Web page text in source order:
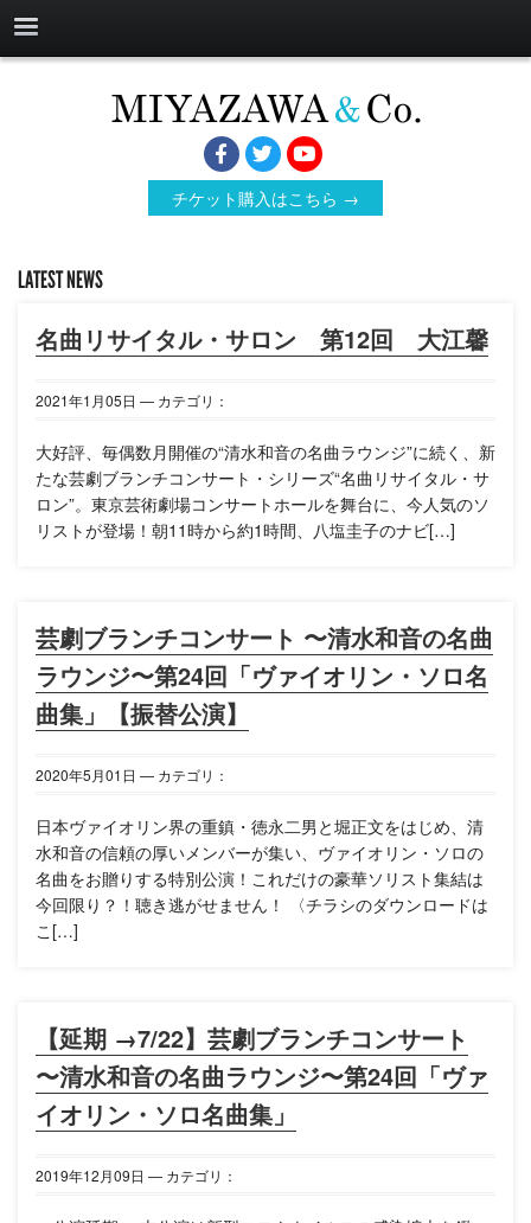
チケット購入はこちら →
LATEST NEWS
名曲リサイタル・サロン 第12回 大江馨
2021年1月05日 — カテゴリ：
大好評、毎偶数月開催の“清水和音の名曲ラウンジ”に続く、新
たな芸劇ブランチコンサート・シリーズ“名曲リサイタル・サ
ロン”。東京芸術劇場コンサートホールを舞台に、今人気のソ
リストが登場！朝11時から約1時間、八塩圭子のナビ[…]
芸劇ブランチコンサート 〜清水和音の名曲
ラウンジ〜第24回「ヴァイオリン・ソロ名
曲集」【振替公演】
2020年5月01日 — カテゴリ：
日本ヴァイオリン界の重鎮・徳永二男と堀正文をはじめ、清
水和音の信頼の厚いメンバーが集い、ヴァイオリン・ソロの
名曲をお贈りする特別公演！これだけの豪華ソリスト集結は
今回限り？！聴き逃がせません！ 〈チラシのダウンロードは
こ[…]
【延期 →7/22】芸劇ブランチコンサート
〜清水和音の名曲ラウンジ〜第24回「ヴァ
イオリン・ソロ名曲集」
2019年12月09日 — カテゴリ：